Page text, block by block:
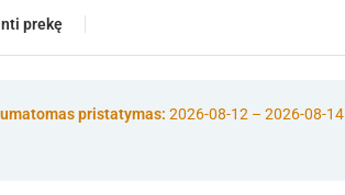
prekę
pristatymas: 2026-08-12 – 2026-08-14